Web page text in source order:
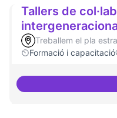
Tallers de
Treballem el pla
Formació i capacitació